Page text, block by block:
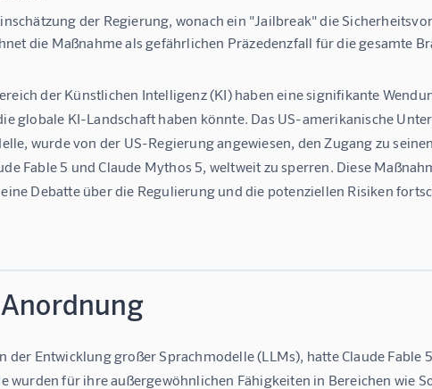
der Regierung, wonach ein "Jailbreak" die
die Maßnahme als gefährlichen Präzedenzfall für die gesamte
der Künstlichen Intelligenz (KI) haben eine signifikante
globale KI-Landschaft haben könnte. Das US-amerikanische
wurde von der US-Regierung angewiesen, den Zugang zu
Fable 5 und Claude Mythos 5, weltweit zu sperren. Diese
Debatte über die Regulierung und die potenziellen Risiken
Entwicklung großer Sprachmodelle (LLMs), hatte Claude Fable
wurden für ihre außergewöhnlichen Fähigkeiten in Bereichen wie